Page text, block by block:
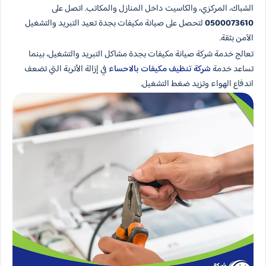
الشباك، المركزي، والكاسيت داخل المنازل والمكاتب. اتصل على
0500073610لتحصل على صيانة مكيفات بجدة تعيد التبريد والتشغيل
الآمن بثقة.
تعالج خدمة شركة صيانة مكيفات بجدة مشاكل التبريد والتشغيل، بينما
تساعد خدمةشركة تنظيف مكيفات بالاحساء في إزالة الأتربة التي تضعف
اندفاع الهواء وتزيد ضغط التشغيل.